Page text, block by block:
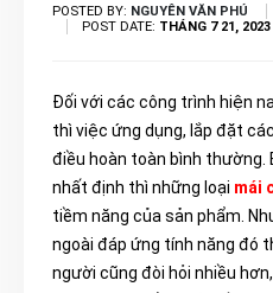
POSTED BY: NGUYÊN VĂN PHÚ
POST DATE: THÁNG 7 21, 2023
Đối với các công trình hiện
thì việc ứng dụng, lắp đặt
điều hoàn toàn bình thường.
nhất định thì những loại mái
tiềm năng của sản phẩm.
ngoài đáp ứng tính năng đó
người cũng đòi hỏi nhiều